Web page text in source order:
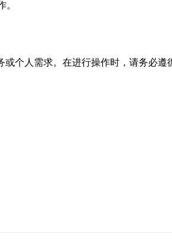
个人需求。在进行操作时，请务必